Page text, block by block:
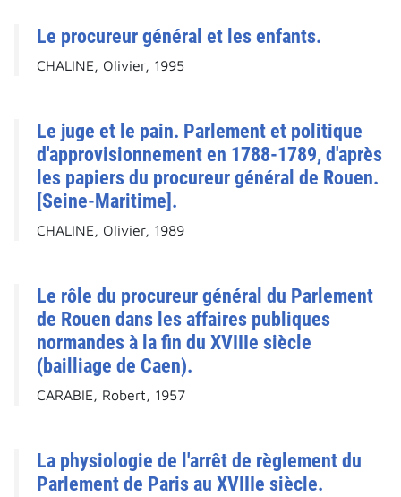
Le procureur général et les enfants.
CHALINE, Olivier, 1995
Le juge et le pain. Parlement et politique
d'approvisionnement en 1788-1789, d'après
les papiers du procureur général de Rouen.
[Seine-Maritime].
CHALINE, Olivier, 1989
Le rôle du procureur général du Parlement
de Rouen dans les affaires publiques
normandes à la fin du XVIIIe siècle
(bailliage de Caen).
CARABIE, Robert, 1957
La physiologie de l'arrêt de règlement du
Parlement de Paris au XVIIIe siècle.